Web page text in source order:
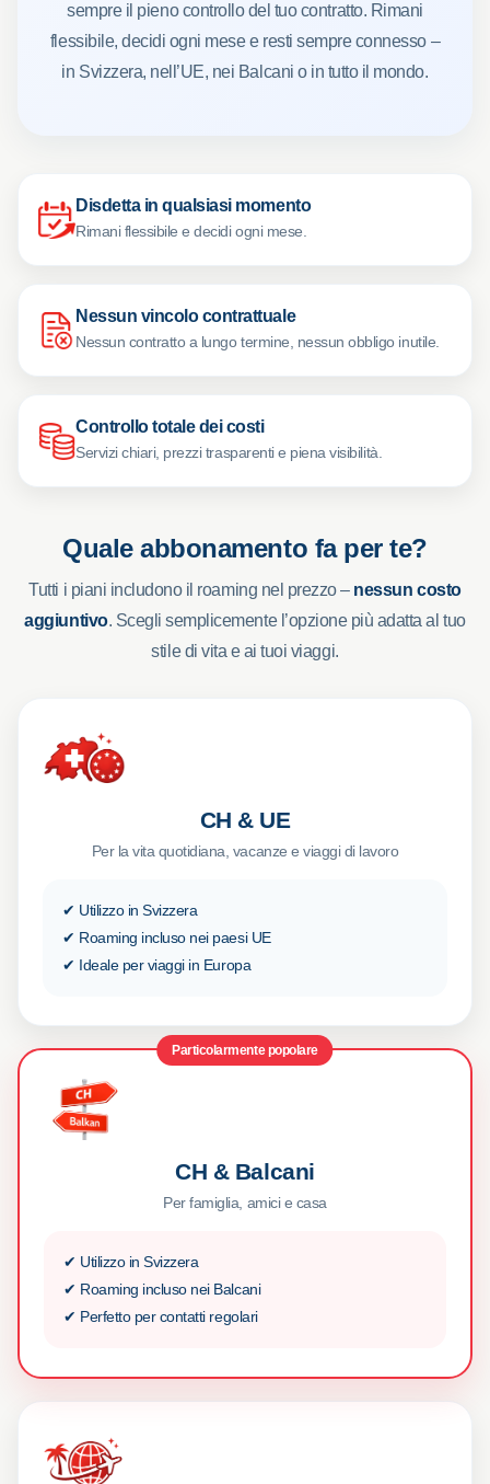
sempre il pieno controllo del tuo contratto. Rimani
flessibile, decidi ogni mese e resti sempre connesso –
in Svizzera, nell’UE, nei Balcani o in tutto il mondo.
Disdetta in qualsiasi momento
Rimani flessibile e decidi ogni mese.
Nessun vincolo contrattuale
Nessun contratto a lungo termine, nessun obbligo inutile.
Controllo totale dei costi
Servizi chiari, prezzi trasparenti e piena visibilità.
Quale abbonamento fa per te?
Tutti i piani includono il roaming nel prezzo – nessun costo
aggiuntivo. Scegli semplicemente l’opzione più adatta al tuo
stile di vita e ai tuoi viaggi.
CH & UE
Per la vita quotidiana, vacanze e viaggi di lavoro
✔ Utilizzo in Svizzera
✔ Roaming incluso nei paesi UE
✔ Ideale per viaggi in Europa
Particolarmente popolare
CH & Balcani
Per famiglia, amici e casa
✔ Utilizzo in Svizzera
✔ Roaming incluso nei Balcani
✔ Perfetto per contatti regolari